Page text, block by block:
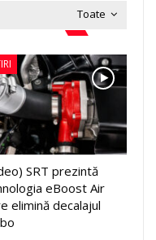
Toate
SRT prezintă
eBoost Air
elimină decalajul